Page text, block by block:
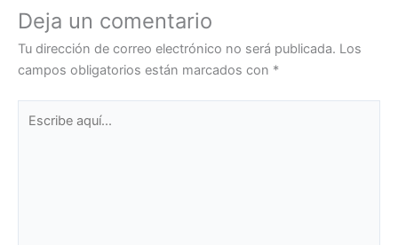
Deja un comentario
Tu dirección de correo electrónico no será publicada. Los
campos obligatorios están marcados con *